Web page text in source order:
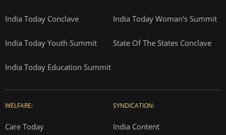
India Today Conclave India Today Woman's Summit
India Today Youth Summit State Of The States Conclave
India Today Education Summit
WELFARE:
Care Today
SYNDICATION:
India Content